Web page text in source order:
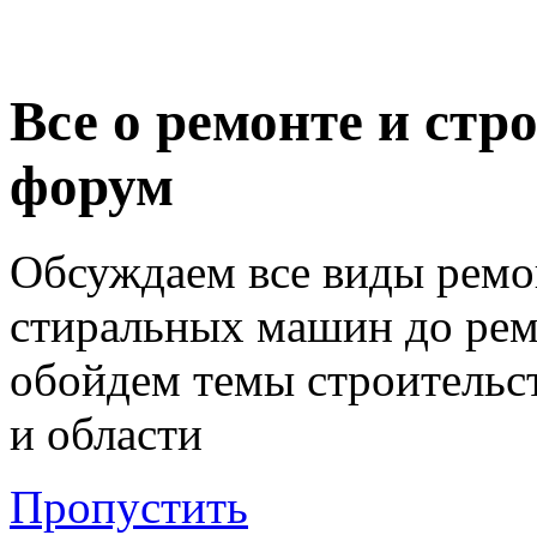
Все о ремонте и
форум
Обсуждаем все виды
стиральных машин до
обойдем темы
и области
Пропустить